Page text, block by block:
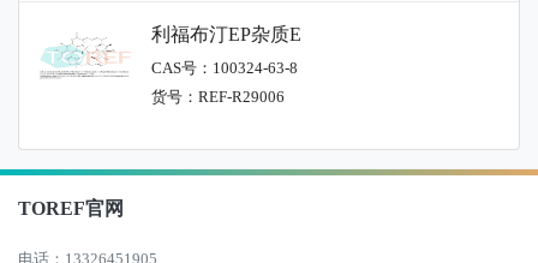
利福布汀EP杂质E
CAS号：100324-63-8
货号：REF-R29006
TOREF官网